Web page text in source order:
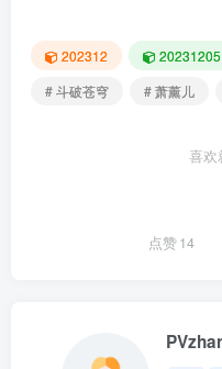
202312 20231205
# 斗破苍穹
# 萧薰儿
喜欢
点赞14